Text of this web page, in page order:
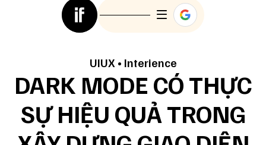
UIUX • Interience
DARK MODE CÓ THỰC
SỰ HIỆU QUẢ TRONG